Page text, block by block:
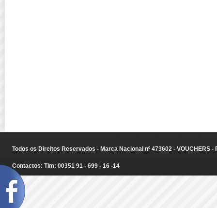
Todos os Direitos Reservados - Marca Nacional nº 473602 - VOUCHERS
Contactos: Tlm: 00351 91 - 699 - 16 -14